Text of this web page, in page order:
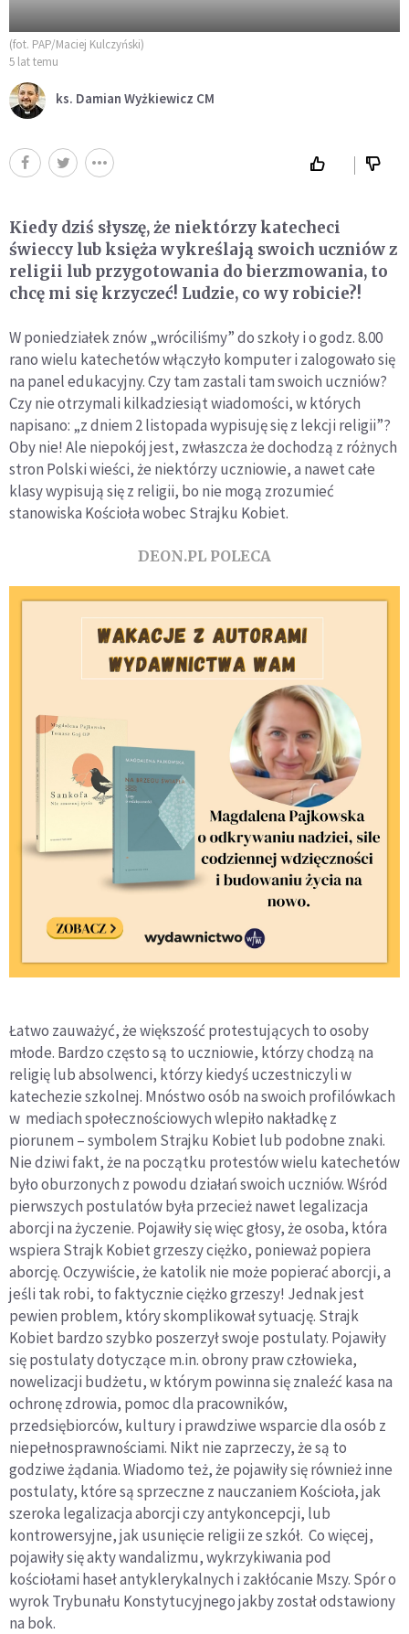
(fot. PAP/Maciej Kulczyński)
5 lat temu
ks. Damian Wyżkiewicz CM
Kiedy dziś słyszę, że niektórzy katecheci
świeccy lub księża wykreślają swoich uczniów z
religii lub przygotowania do bierzmowania, to
chcę mi się krzyczeć! Ludzie, co wy robicie?!
W poniedziałek znów „wróciliśmy” do szkoły i o godz. 8.00
rano wielu katechetów włączyło komputer i zalogowało się
na panel edukacyjny. Czy tam zastali tam swoich uczniów?
Czy nie otrzymali kilkadziesiąt wiadomości, w których
napisano: „z dniem 2 listopada wypisuję się z lekcji religii”?
Oby nie! Ale niepokój jest, zwłaszcza że dochodzą z różnych
stron Polski wieści, że niektórzy uczniowie, a nawet całe
klasy wypisują się z religii, bo nie mogą zrozumieć
stanowiska Kościoła wobec Strajku Kobiet.
DEON.PL POLECA
Łatwo zauważyć, że większość protestujących to osoby
młode. Bardzo często są to uczniowie, którzy chodzą na
religię lub absolwenci, którzy kiedyś uczestniczyli w
katechezie szkolnej. Mnóstwo osób na swoich profilówkach
w mediach społecznościowych wlepiło nakładkę z
piorunem – symbolem Strajku Kobiet lub podobne znaki.
Nie dziwi fakt, że na początku protestów wielu katechetów
było oburzonych z powodu działań swoich uczniów. Wśród
pierwszych postulatów była przecież nawet legalizacja
aborcji na życzenie. Pojawiły się więc głosy, że osoba, która
wspiera Strajk Kobiet grzeszy ciężko, ponieważ popiera
aborcję. Oczywiście, że katolik nie może popierać aborcji, a
jeśli tak robi, to faktycznie ciężko grzeszy! Jednak jest
pewien problem, który skomplikował sytuację. Strajk
Kobiet bardzo szybko poszerzył swoje postulaty. Pojawiły
się postulaty dotyczące m.in. obrony praw człowieka,
nowelizacji budżetu, w którym powinna się znaleźć kasa na
ochronę zdrowia, pomoc dla pracowników,
przedsiębiorców, kultury i prawdziwe wsparcie dla osób z
niepełnosprawnościami. Nikt nie zaprzeczy, że są to
godziwe żądania. Wiadomo też, że pojawiły się również inne
postulaty, które są sprzeczne z nauczaniem Kościoła, jak
szeroka legalizacja aborcji czy antykoncepcji, lub
kontrowersyjne, jak usunięcie religii ze szkół. Co więcej,
pojawiły się akty wandalizmu, wykrzykiwania pod
kościołami haseł antyklerykalnych i zakłócanie Mszy. Spór o
wyrok Trybunału Konstytucyjnego jakby został odstawiony
na bok.